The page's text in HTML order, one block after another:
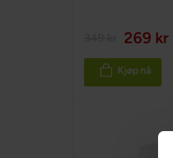
269 kr
Kjøp nå